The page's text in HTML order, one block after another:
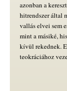
azonban a
hitrendszer által
vallás elvei sem
mint a másiké,
kívül rekednek.
teokráciához